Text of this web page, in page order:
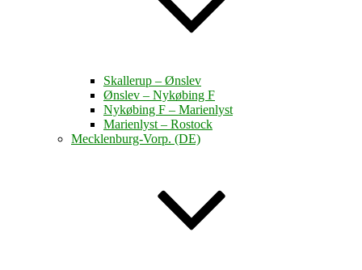
Skallerup – Ønslev
Ønslev – Nykøbing F
Nykøbing F – Marienlyst
Marienlyst – Rostock
Mecklenburg-Vorp. (DE)